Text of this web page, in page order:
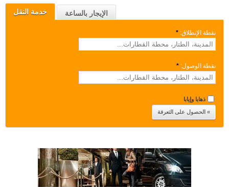
خدمة النقل الإيجار بالساعة
نقطة الإنطلاق: *
نقطة الوصول: *
ذهابا وإيابا